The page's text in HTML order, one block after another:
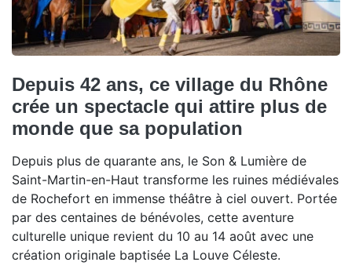
Depuis 42 ans, ce village du Rhône
crée un spectacle qui attire plus de
monde que sa population
Depuis plus de quarante ans, le Son & Lumière de
Saint-Martin-en-Haut transforme les ruines médiévales
de Rochefort en immense théâtre à ciel ouvert. Portée
par des centaines de bénévoles, cette aventure
culturelle unique revient du 10 au 14 août avec une
création originale baptisée La Louve Céleste.